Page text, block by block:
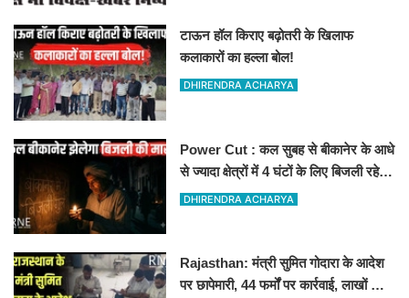
टाऊन हॉल किराए बढ़ोतरी के खिलाफ
कलाकारों का हल्ला बोल!
DHIRENDRA ACHARYA
Power Cut : कल सुबह से बीकानेर के आधे
से ज्यादा क्षेत्रों में 4 घंटों के लिए बिजली रहेगी
गुल
DHIRENDRA ACHARYA
Rajasthan: मंत्री सुमित गोदारा के आदेश
पर छापेमारी, 44 फर्मों पर कार्रवाई, लाखों का